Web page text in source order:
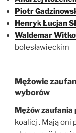
Piotr
Henryk Łucjan
Waldemar
bolesławieckim
Mężowie
wyborów
Mężów zaufania
koalicji. Mają oni